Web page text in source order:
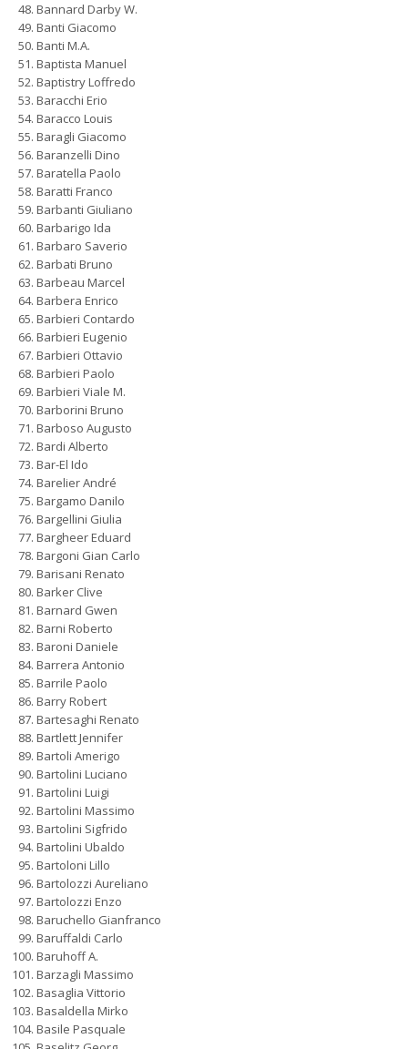
Bannard Darby W.
Banti Giacomo
Banti M.A.
Baptista Manuel
Baptistry Loffredo
Baracchi Erio
Baracco Louis
Baragli Giacomo
Baranzelli Dino
Baratella Paolo
Baratti Franco
Barbanti Giuliano
Barbarigo Ida
Barbaro Saverio
Barbati Bruno
Barbeau Marcel
Barbera Enrico
Barbieri Contardo
Barbieri Eugenio
Barbieri Ottavio
Barbieri Paolo
Barbieri Viale M.
Barborini Bruno
Barboso Augusto
Bardi Alberto
Bar-El Ido
Barelier André
Bargamo Danilo
Bargellini Giulia
Bargheer Eduard
Bargoni Gian Carlo
Barisani Renato
Barker Clive
Barnard Gwen
Barni Roberto
Baroni Daniele
Barrera Antonio
Barrile Paolo
Barry Robert
Bartesaghi Renato
Bartlett Jennifer
Bartoli Amerigo
Bartolini Luciano
Bartolini Luigi
Bartolini Massimo
Bartolini Sigfrido
Bartolini Ubaldo
Bartoloni Lillo
Bartolozzi Aureliano
Bartolozzi Enzo
Baruchello Gianfranco
Baruffaldi Carlo
Baruhoff A.
Barzagli Massimo
Basaglia Vittorio
Basaldella Mirko
Basile Pasquale